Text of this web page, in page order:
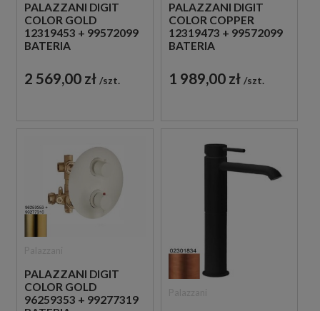
PALAZZANI DIGIT
COLOR GOLD
12319453 + 99572099
BATERIA
PODTYNKOWA
JEDNOUCHWYTOWA
2 569,00 zł szt.
PALAZZANI DIGIT
COLOR COPPER
12319473 + 99572099
BATERIA
PODTYNKOWA
JEDNOUCHWYTOWA
1 989,00 zł szt.
PALAZZANI DIGIT
COLOR GOLD
96259353 + 99277319